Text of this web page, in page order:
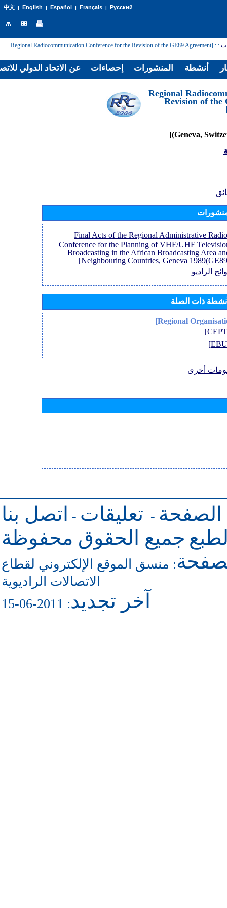
中文| English | Español | Français| Русский
:
: [Regional Radiocommunication Conference for the Revision of the GE89 Agreement
[Regional
Revision of the
[Final Acts of the Regional Administrative Radio
Conference for the Planning of VHF/UHF
Broadcasting in the African Broadcasting Area
Neighbouring Countries, Geneva
الراديو
ذات الصلة
أخرى
الصفحة - تعليقات -
اتصل بنا
جميع الحقوق محفوظة
: منسق الموقع الإلكتروني لقطاع
الاتصالات الراديوية
آخر تجديد: 2011-06-15
عن الاتحاد الدولي إحصاءات المنشورات أنشطة